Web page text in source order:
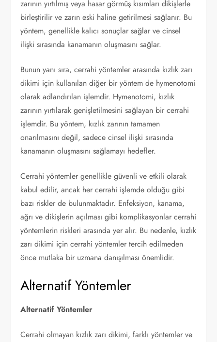
zarının yırtılmış veya hasar görmüş kısımları dikişlerle
birleştirilir ve zarın eski haline getirilmesi sağlanır. Bu
yöntem, genellikle kalıcı sonuçlar sağlar ve cinsel
ilişki sırasında kanamanın oluşmasını sağlar.
Bunun yanı sıra, cerrahi yöntemler arasında kızlık zarı
dikimi için kullanılan diğer bir yöntem de hymenotomi
olarak adlandırılan işlemdir. Hymenotomi, kızlık
zarının yırtılarak genişletilmesini sağlayan bir cerrahi
işlemdir. Bu yöntem, kızlık zarının tamamen
onarılmasını değil, sadece cinsel ilişki sırasında
kanamanın oluşmasını sağlamayı hedefler.
Cerrahi yöntemler genellikle güvenli ve etkili olarak
kabul edilir, ancak her cerrahi işlemde olduğu gibi
bazı riskler de bulunmaktadır. Enfeksiyon, kanama,
ağrı ve dikişlerin açılması gibi komplikasyonlar cerrahi
yöntemlerin riskleri arasında yer alır. Bu nedenle, kızlık
zarı dikimi için cerrahi yöntemler tercih edilmeden
önce mutlaka bir uzmana danışılması önemlidir.
Alternatif Yöntemler
Alternatif Yöntemler
Cerrahi olmayan kızlık zarı dikimi, farklı yöntemler ve